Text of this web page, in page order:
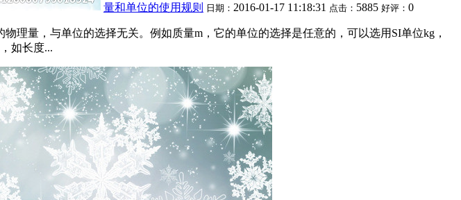
量和单位的使用规则 日期： 2016-01-17 11:18:31 点击： 5885 好评： 0
理量，与单位的选择无关。例如质量m，它的单位的选择是任意的，可以选用SI单位kg，
如长度...